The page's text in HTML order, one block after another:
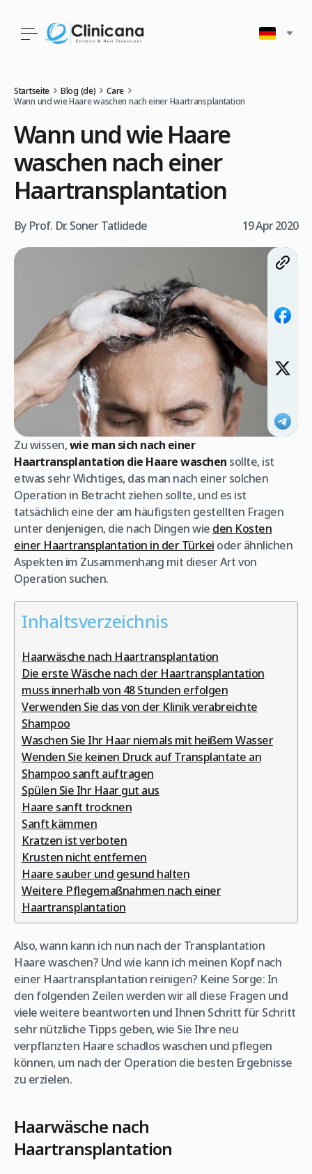
Startseite Blog (de)
Care
Wann und wie Haare waschen nach einer Haartransplantation
Wann und wie Haare
waschen nach einer
Haartransplantation
By Prof. Dr. Soner Tatlidede 19 Apr 2020
Zu wissen,wie man sich nach einer
Haartransplantation die Haare waschen sollte, ist
etwas sehr Wichtiges, das man nach einer solchen
Operation in Betracht ziehen sollte, und es ist
tatsächlich eine der am häufigsten gestellten Fragen
unter denjenigen, die nach Dingen wie den Kosten
einer Haartransplantation in der Türkei oder ähnlichen
Aspekten im Zusammenhang mit dieser Art von
Operation suchen.
Inhaltsverzeichnis
Haarwäsche nach Haartransplantation
Die erste Wäsche nach der Haartransplantation
muss innerhalb von 48 Stunden erfolgen
Verwenden Sie das von der Klinik verabreichte
Shampoo
Waschen Sie Ihr Haar niemals mit heißem Wasser
Wenden Sie keinen Druck auf Transplantate an
Shampoo sanft auftragen
Spülen Sie Ihr Haar gut aus
Haare sanft trocknen
Sanft kämmen
Kratzen ist verboten
Krusten nicht entfernen
Haare sauber und gesund halten
Weitere Pflegemaßnahmen nach einer
Haartransplantation
Also, wann kann ich nun nach der Transplantation
Haare waschen? Und wie kann ich meinen Kopf nach
einer Haartransplantation reinigen? Keine Sorge: In
den folgenden Zeilen werden wir all diese Fragen und
viele weitere beantworten und Ihnen Schritt für Schritt
sehr nützliche Tipps geben, wie Sie Ihre neu
verpflanzten Haare schadlos waschen und pflegen
können, um nach der Operation die besten Ergebnisse
zu erzielen.
Haarwäsche nach
Haartransplantation